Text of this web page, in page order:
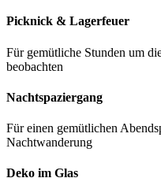
Picknick & Lagerfeuer
Für gemütliche Stunden um
beobachten
Nachtspaziergang
Für einen gemütlichen
Nachtwanderung
Deko im Glas